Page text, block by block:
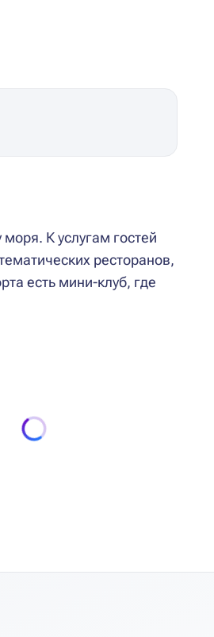
К услугам гостей
ресторанов,
есть мини-клуб, где